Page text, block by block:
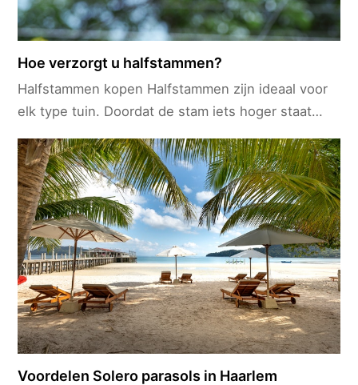
Hoe verzorgt u halfstammen?
Halfstammen kopen Halfstammen zijn ideaal voor
elk type tuin. Doordat de stam iets hoger staat…
Voordelen Solero parasols in Haarlem